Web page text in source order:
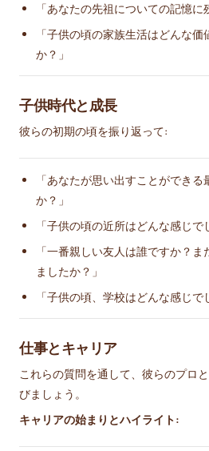
「あなたの先祖についての記憶に
「子供の頃の家族生活はどんな
か？」
子供時代と成長
彼らの初期の頃を振り返って:
「あなたが思い出すことができ
か？」
「子供の頃の近所はどんな感じで
「一番親しい友人は誰ですか？
ましたか？」
「子供の頃、学校はどんな感じで
仕事とキャリア
これらの質問を通して、彼らのプロ
びましょう。
キャリアの始まりとハイライト: